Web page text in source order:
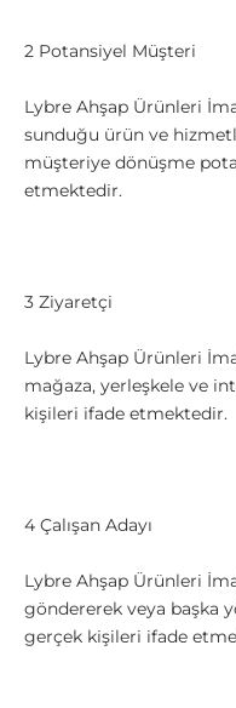
2 Potansiyel Müşteri
Lybre Ahşap Ürünleri
sunduğu ürün ve
müşteriye dönüşme
etmektedir.
3 Ziyaretçi
Lybre Ahşap Ürünleri
mağaza, yerleşkele ve
kişileri ifade etmektedir.
4 Çalışan Adayı
Lybre Ahşap Ürünleri
göndererek veya başka
gerçek kişileri ifade